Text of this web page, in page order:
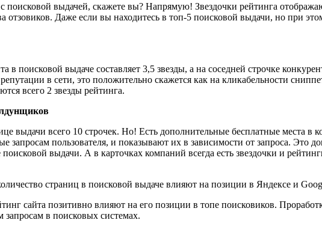
поисковой выдачей, скажете вы? Напрямую! Звездочки рейтинга
отзовиков. Даже если вы находитесь в топ-5 поисковой выдачи, но при
в поисковой выдаче составляет 3,5 звезды, а на соседней строчке
в сети, это положительно скажется как на кликабельности
всего 2 звезды рейтинга.
выдачи всего 10 строчек. Но! Есть дополнительные бесплатные места
запросам пользователя, и показывают их в зависимости от запроса. Это
поисковой выдачи. А в карточках компаний всегда есть звездочки и
сайта позитивно влияют на его позиции в топе поисковиков.
в поисковых системах.